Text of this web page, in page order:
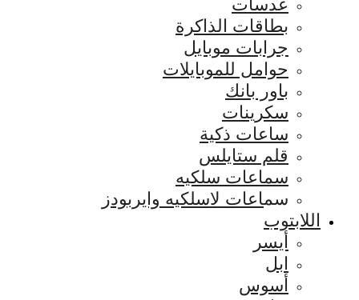
عدسات
بطاقات الذاكرة
جرابات موبايل
حوامل للموبايلات
باور بانك
سكرينات
ساعات ذكية
قلم ستايلس
سماعات سلكيه
سماعات لاسلكيه وايربودز
اللابتوب
أيسر
ابل
أسوس